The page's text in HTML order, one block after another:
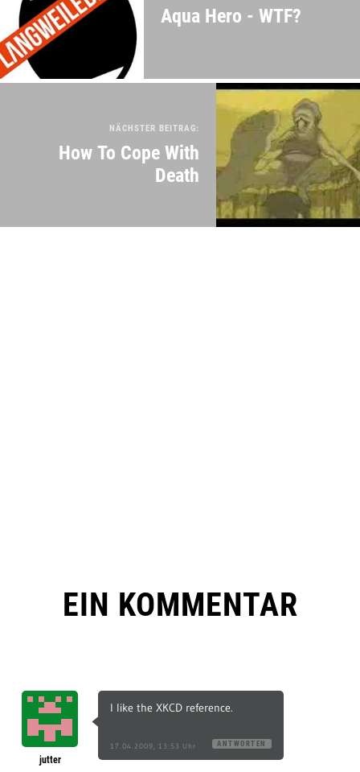
Aqua Hero - WTF?
NÄCHSTER BEITRAG:
How To Cope With
Death
EIN KOMMENTAR
jutter
I like the XKCD reference.
17.04.2009, 13:53 Uhr ANTWORTEN